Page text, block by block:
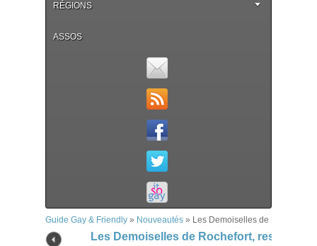
RÉGIONS
ASSOS
Guide Gay & Friendly » Nouveautés » Les Demoiselles de Rochefort,
Les Demoiselles de Rochefort,